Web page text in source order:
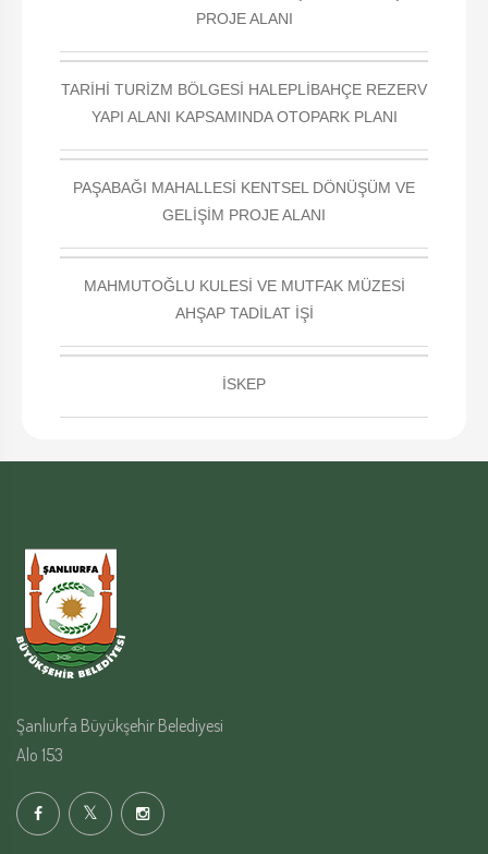
PROJE ALANI
TARİHİ TURİZM BÖLGESİ HALEPLİBAHÇE REZERV
YAPI ALANI KAPSAMINDA OTOPARK PLANI
PAŞABAĞI MAHALLESİ KENTSEL DÖNÜŞÜM VE
GELİŞİM PROJE ALANI
MAHMUTOĞLU KULESİ VE MUTFAK MÜZESİ
AHŞAP TADİLAT İŞİ
İSKEP
Şanlıurfa Büyükşehir Belediyesi
Alo 153